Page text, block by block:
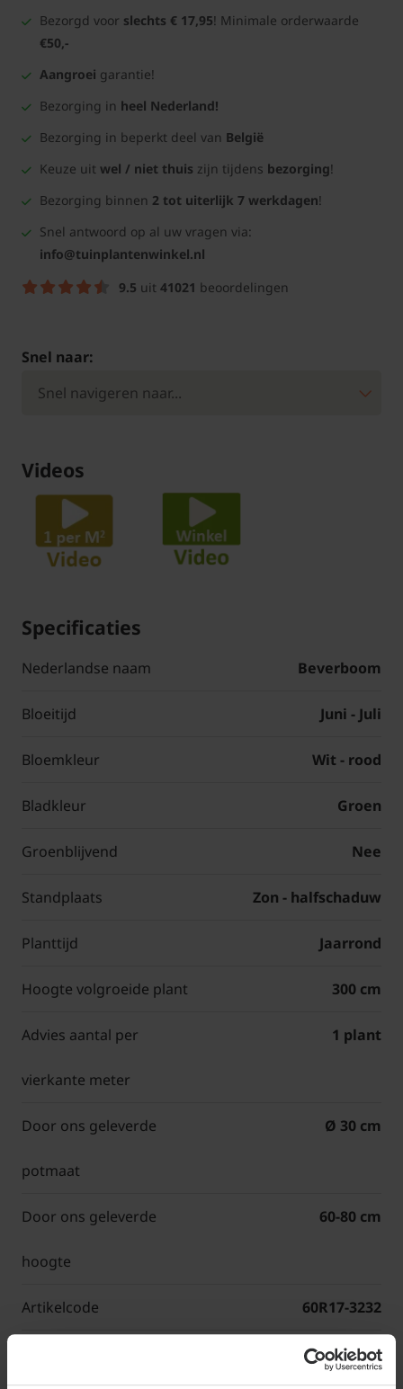
Bezorgd voor slechts € 17,95! Minimale orderwaarde
€50,-
Aangroei garantie!
Bezorging in heel Nederland!
Bezorging in beperkt deel van België
Keuze uit wel / niet thuis zijn tijdens bezorging!
Bezorging binnen 2 tot uiterlijk 7 werkdagen!
Snel antwoord op al uw vragen via:
info@tuinplantenwinkel.nl
9.5 uit 41021 beoordelingen
Snel naar:
Videos
Specificaties
Nederlandse naam Beverboom
Bloeitijd Juni - Juli
Bloemkleur Wit - rood
Bladkleur Groen
Groenblijvend Nee
Standplaats Zon - halfschaduw
Planttijd Jaarrond
Hoogte volgroeide plant 300 cm
Advies aantal per
vierkante meter
1 plant
Door ons geleverde
potmaat
Ø 30 cm
Door ons geleverde
hoogte
60-80 cm
Artikelcode 60R17-3232